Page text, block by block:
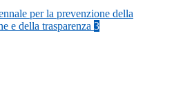
per la prevenzione della
e della trasparenza 3